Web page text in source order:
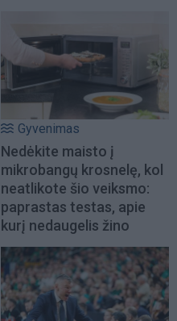
Gyvenimas
Nedėkite maisto į
mikrobangų krosnelę, kol
neatlikote šio veiksmo:
paprastas testas, apie
kurį nedaugelis žino